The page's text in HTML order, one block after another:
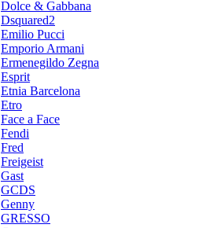
Dolce & Gabbana
Dsquared2
Emilio Pucci
Emporio Armani
Ermenegildo Zegna
Esprit
Etnia Barcelona
Etro
Face a Face
Fendi
Fred
Freigeist
Gast
GCDS
Genny
GRESSO